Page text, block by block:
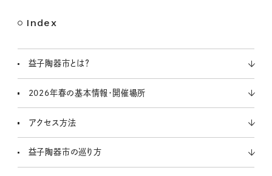
Index
益子陶器市とは？
2026年春の基本情報・開催場所
アクセス方法
益子陶器市の巡り方